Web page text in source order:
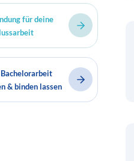
für deine
& binden lassen